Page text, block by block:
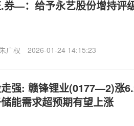
券—：给予永艺股份增持评
朱广权 2026-01-24 14:15:23
强: 赣锋锂业(0177—2)涨
能需求超预期有望上涨